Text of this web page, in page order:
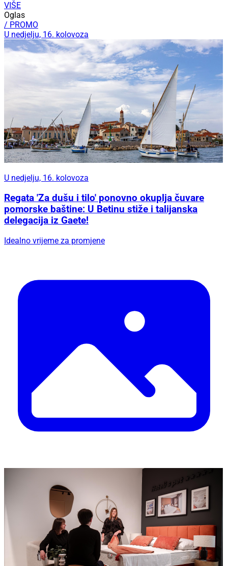
VIŠE
Oglas
/ PROMO
U nedjelju, 16. kolovoza
U nedjelju, 16. kolovoza
Regata 'Za dušu i tilo' ponovno okuplja čuvare
pomorske baštine: U Betinu stiže i talijanska
delegacija iz Gaete!
Idealno vrijeme za promjene